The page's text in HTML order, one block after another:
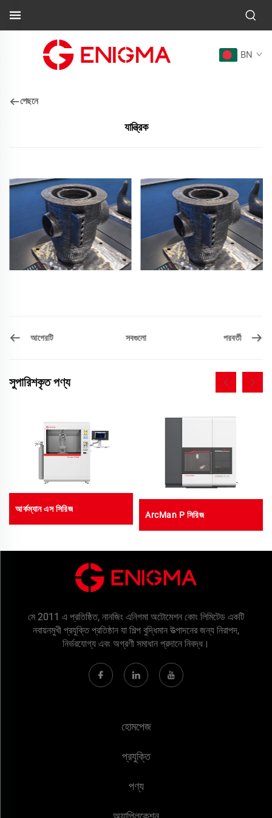
BN
পেছনে
যান্ত্রিক
আগেরটি সবগুলো পরবর্তী
সুপারিশকৃত পণ্য
আর্কম্যান এস সিরিজ
ArcMan P সিরিজ
মে 2011 এ প্রতিষ্ঠিত, নানজিং এনিগমা অটোমেশন কোং লিমিটেড একটি
নবায়নমুখী প্রযুক্তি প্রতিষ্ঠান যা শিল্প বুদ্ধিমান উত্পাদনের জন্য নিরাপদ,
নির্ভরযোগ্য এবং অগ্রণী সমাধান প্রদানে নিবদ্ধ।
হোমপেজ
প্রযুক্তি
পণ্য